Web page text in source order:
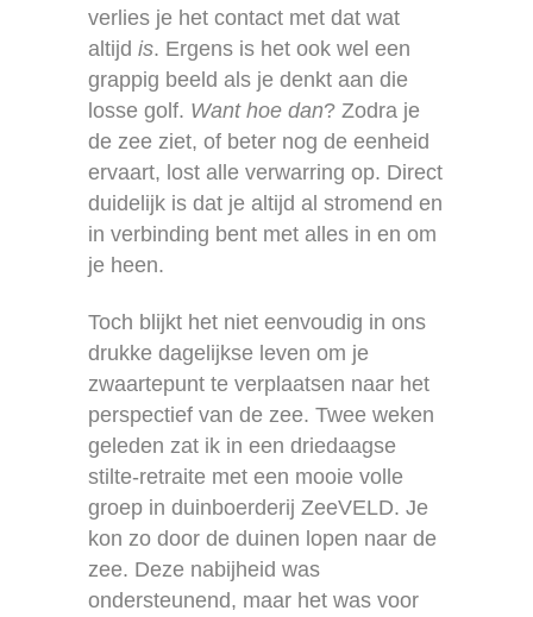
verlies je het contact met dat wat
altijd is. Ergens is het ook wel een
grappig beeld als je denkt aan die
losse golf. Want hoe dan? Zodra je
de zee ziet, of beter nog de eenheid
ervaart, lost alle verwarring op. Direct
duidelijk is dat je altijd al stromend en
in verbinding bent met alles in en om
je heen.
Toch blijkt het niet eenvoudig in ons
drukke dagelijkse leven om je
zwaartepunt te verplaatsen naar het
perspectief van de zee. Twee weken
geleden zat ik in een driedaagse
stilte-retraite met een mooie volle
groep in duinboerderij ZeeVELD. Je
kon zo door de duinen lopen naar de
zee. Deze nabijheid was
ondersteunend, maar het was voor